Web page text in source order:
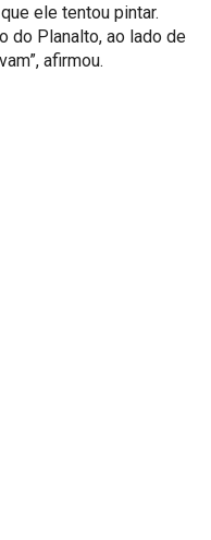
ele tentou pintar.
do Planalto, ao lado de
afirmou.